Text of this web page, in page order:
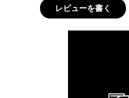
レビューを書く